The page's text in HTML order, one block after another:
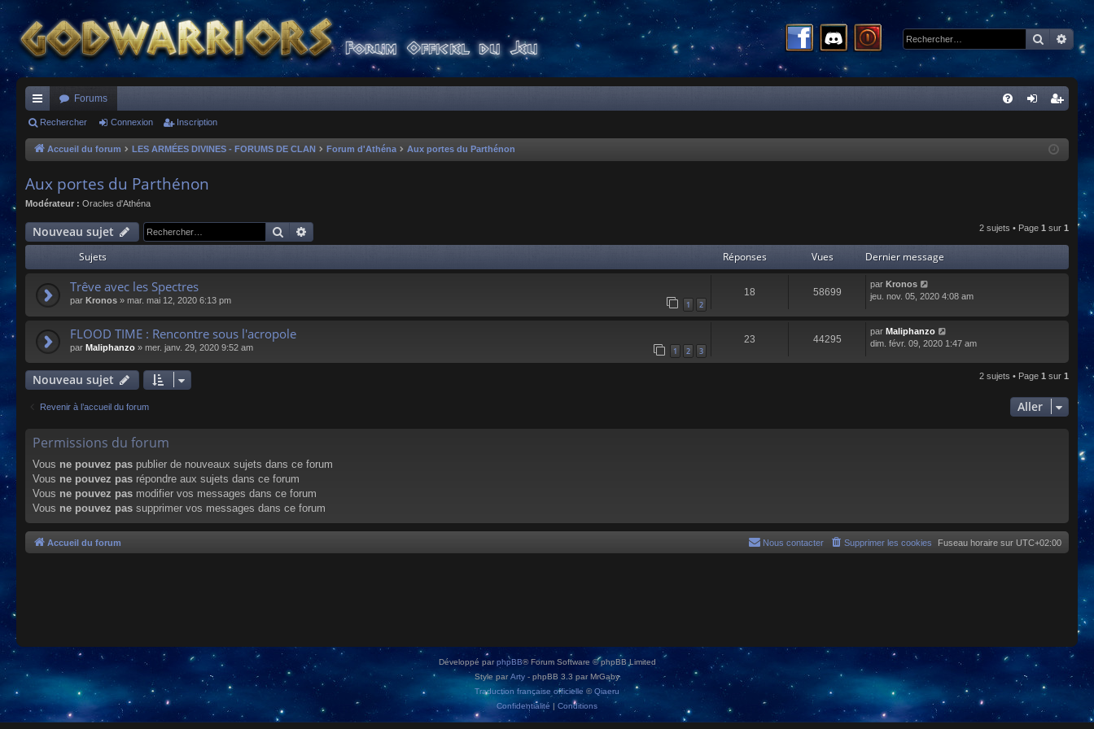
ac
co
s
Forums
cri
Rechercher Connexion Inscription
Accueil du forum LES ARMÉES DIVINES - FORUMS DE CLAN Forum d'Athéna Aux portes du Parthénon
Aux portes du Parthénon
Modérateur : Oracles d'Athéna
Nouveau sujet Rechercher 2 sujets • Page 1 sur 1
Sujets Réponses Vues Dernier message
Trêve avec les Spectres
par Kronos » mar. mai 12, 2020 6:13 pm 1 2
18 58699
par Kronos
jeu. nov. 05, 2020 4:08 am
FLOOD TIME : Rencontre sous l'acropole
par Maliphanzo » mer. janv. 29, 2020 9:52 am 1 2 3
23 44295
par Maliphanzo
dim. févr. 09, 2020 1:47 am
Nouveau sujet 2 sujets • Page 1 sur 1
Revenir à l’accueil du forum Aller
Permissions du forum
Vous ne pouvez pas publier de nouveaux sujets dans ce forum
Vous ne pouvez pas répondre aux sujets dans ce forum
Vous ne pouvez pas modifier vos messages dans ce forum
Vous ne pouvez pas supprimer vos messages dans ce forum
Accueil du forum Fuseau horaire sur UTC+02:00
Supprimer les cookies
Nous contacter
Développé parphpBB® Forum Software © phpBB Limited
Style par Arty - phpBB 3.3 par MrGaby
Traduction française officielle ©Qiaeru
Confidentialité | Conditions